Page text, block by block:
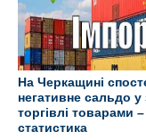
На Черкащині
негативне сальдо у
торгівлі товарами –
статистика